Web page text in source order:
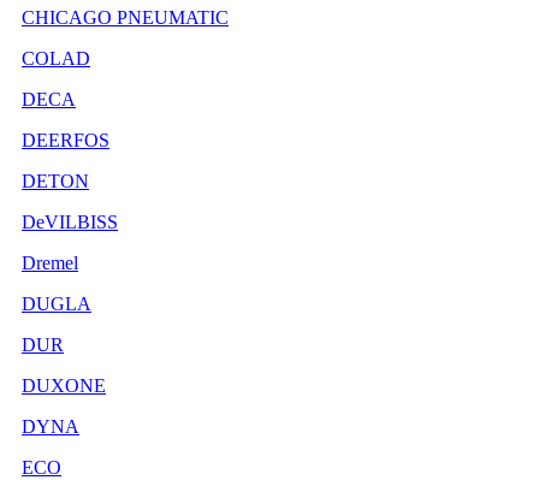
CHICAGO PNEUMATIC
COLAD
DECA
DEERFOS
DETON
DeVILBISS
Dremel
DUGLA
DUR
DUXONE
DYNA
ECO